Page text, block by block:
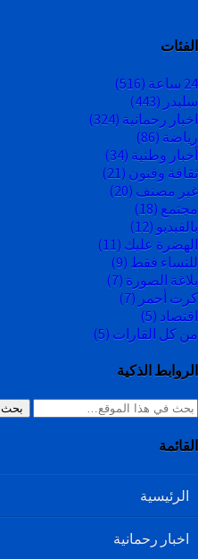
الفئات
24 ساعة
(516)
سليدر (443)
اخبار رحمانية (324)
رياضة (86)
أخبار وطنية (34)
ثقافة وفنون (21)
غير مصنف (20)
مجتمع (18)
بالفيديو (12)
الهضرة عليك (11)
للنساء فقط (9)
بلاغة الصورة (7)
كرت أحمر (7)
اقتصاد (5)
من كل القارات (5)
الروابط الذكية
بحث
القائمة
الرئيسية
اخبار رحمانية